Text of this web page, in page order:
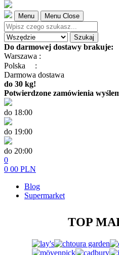
Menu Menu Close
Szukaj
Do darmowej dostawy brakuje:
Warszawa :
Polska
:
Darmowa dostawa
do 30 kg!
Potwierdzone zamówienia
do 18:00
do 19:00
do 20:00
0
0 00 PLN
Blog
Supermarket
TOP